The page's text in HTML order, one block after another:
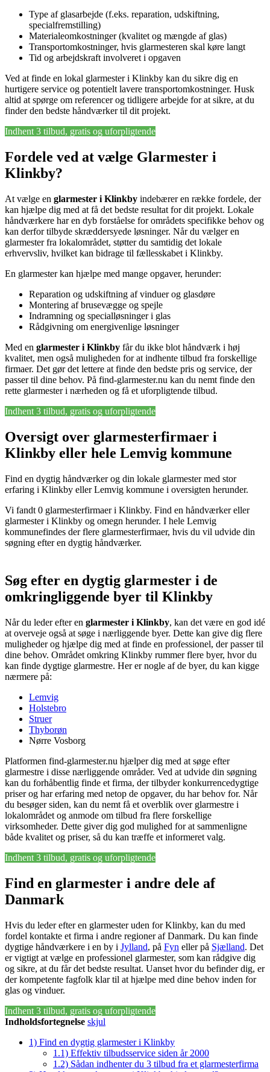
Type af glasarbejde (f.eks. reparation, udskiftning,
specialfremstilling)
Materialeomkostninger (kvalitet og mængde af glas)
Transportomkostninger, hvis glarmesteren skal køre langt
Tid og arbejdskraft involveret i opgaven
Ved at finde en lokal glarmester i Klinkby kan du sikre dig en
hurtigere service og potentielt lavere transportomkostninger. Husk
altid at spørge om referencer og tidligere arbejde for at sikre, at du
finder den bedste håndværker til dit projekt.
Indhent 3 tilbud, gratis og uforpligtende
Fordele ved at vælge Glarmester i
Klinkby?
At vælge en glarmester i Klinkby indebærer en række fordele, der
kan hjælpe dig med at få det bedste resultat for dit projekt. Lokale
håndværkere har en dyb forståelse for områdets specifikke behov og
kan derfor tilbyde skræddersyede løsninger. Når du vælger en
glarmester fra lokalområdet, støtter du samtidig det lokale
erhvervsliv, hvilket kan bidrage til fællesskabet i Klinkby.
En glarmester kan hjælpe med mange opgaver, herunder:
Reparation og udskiftning af vinduer og glasdøre
Montering af brusevægge og spejle
Indramning og specialløsninger i glas
Rådgivning om energivenlige løsninger
Med en glarmester i Klinkby får du ikke blot håndværk i høj
kvalitet, men også muligheden for at indhente tilbud fra forskellige
firmaer. Det gør det lettere at finde den bedste pris og service, der
passer til dine behov. På find-glarmester.nu kan du nemt finde den
rette glarmester i nærheden og få et uforpligtende tilbud.
Indhent 3 tilbud, gratis og uforpligtende
Oversigt over glarmesterfirmaer i
Klinkby eller hele Lemvig kommune
Find en dygtig håndværker og din lokale glarmester med stor
erfaring i Klinkby eller Lemvig kommune i oversigten herunder.
Vi fandt 0 glarmesterfirmaer i Klinkby. Find en håndværker eller
glarmester i Klinkby og omegn herunder. I hele Lemvig
kommunefindes der flere glarmesterfirmaer, hvis du vil udvide din
søgning efter en dygtig håndværker.
Søg efter en dygtig glarmester i de
omkringliggende byer til Klinkby
Når du leder efter en glarmester i Klinkby, kan det være en god idé
at overveje også at søge i nærliggende byer. Dette kan give dig flere
muligheder og hjælpe dig med at finde en professionel, der passer til
dine behov. Området omkring Klinkby rummer flere byer, hvor du
kan finde dygtige glarmestre. Her er nogle af de byer, du kan kigge
nærmere på:
Lemvig
Holstebro
Struer
Thyborøn
Nørre Vosborg
Platformen find-glarmester.nu hjælper dig med at søge efter
glarmestre i disse nærliggende områder. Ved at udvide din søgning
kan du forhåbentlig finde et firma, der tilbyder konkurrencedygtige
priser og har erfaring med netop de opgaver, du har behov for. Når
du besøger siden, kan du nemt få et overblik over glarmestre i
lokalområdet og anmode om tilbud fra flere forskellige
virksomheder. Dette giver dig god mulighed for at sammenligne
både kvalitet og priser, så du kan træffe et informeret valg.
Indhent 3 tilbud, gratis og uforpligtende
Find en glarmester i andre dele af
Danmark
Hvis du leder efter en glarmester uden for Klinkby, kan du med
fordel kontakte et firma i andre regioner af Danmark. Du kan finde
dygtige håndværkere i en by i Jylland, på Fyn eller på Sjælland. Det
er vigtigt at vælge en professionel glarmester, som kan rådgive dig
og sikre, at du får det bedste resultat. Uanset hvor du befinder dig, er
der kompetente fagfolk klar til at hjælpe med dine behov inden for
glas og vinduer.
Indhent 3 tilbud, gratis og uforpligtende
Indholdsfortegnelse skjul
1) Find en dygtig glarmester i Klinkby
1.1) Effektiv tilbudsservice siden år 2000
1.2) Sådan indhenter du 3 tilbud fra et glarmesterfirma